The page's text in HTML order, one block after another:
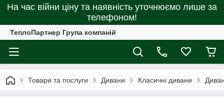
На час війни ціну та наявність уточнюємо лише за
телефоном!
ТеплоПартнер Група компаній
Товари та послуги Дивани Класичні дивани